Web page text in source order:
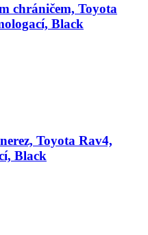
chráničem, Toyota
Black
Toyota Rav4,
Black